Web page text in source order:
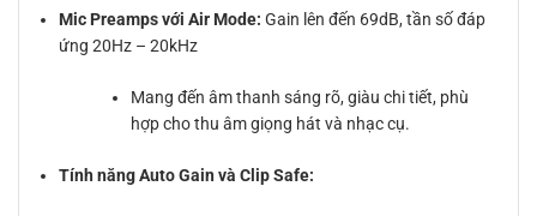
Mic Preamps với Air Mode: Gain lên đến 69dB, tần số đáp
ứng 20Hz – 20kHz
Mang đến âm thanh sáng rõ, giàu chi tiết, phù
hợp cho thu âm giọng hát và nhạc cụ.
Tính năng Auto Gain và Clip Safe: